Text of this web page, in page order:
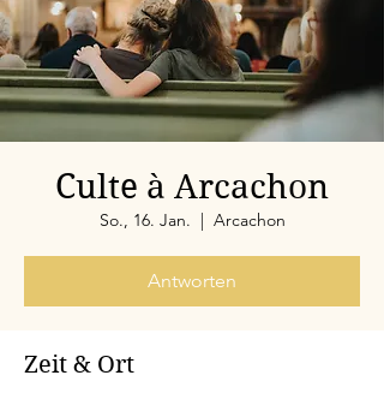
Culte à Arcachon
So., 16. Jan.
  |
Arcachon
Antworten
Zeit & Ort